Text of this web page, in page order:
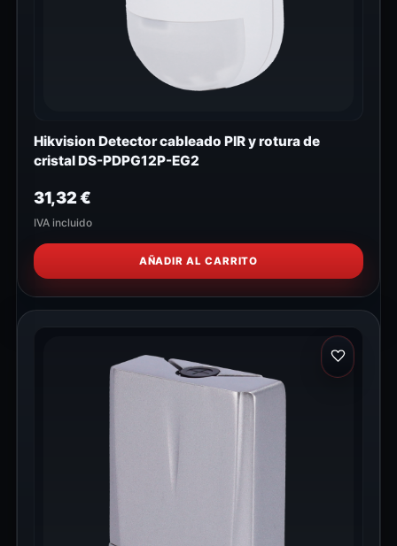
Hikvision Detector cableado PIR y rotura de
cristal DS-PDPG12P-EG2
31,32€
IVA incluido
AÑADIR AL CARRITO